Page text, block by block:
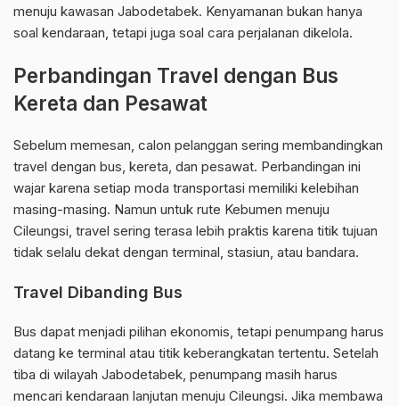
menuju kawasan Jabodetabek. Kenyamanan bukan hanya
soal kendaraan, tetapi juga soal cara perjalanan dikelola.
Perbandingan Travel dengan Bus
Kereta dan Pesawat
Sebelum memesan, calon pelanggan sering membandingkan
travel dengan bus, kereta, dan pesawat. Perbandingan ini
wajar karena setiap moda transportasi memiliki kelebihan
masing-masing. Namun untuk rute Kebumen menuju
Cileungsi, travel sering terasa lebih praktis karena titik tujuan
tidak selalu dekat dengan terminal, stasiun, atau bandara.
Travel Dibanding Bus
Bus dapat menjadi pilihan ekonomis, tetapi penumpang harus
datang ke terminal atau titik keberangkatan tertentu. Setelah
tiba di wilayah Jabodetabek, penumpang masih harus
mencari kendaraan lanjutan menuju Cileungsi. Jika membawa